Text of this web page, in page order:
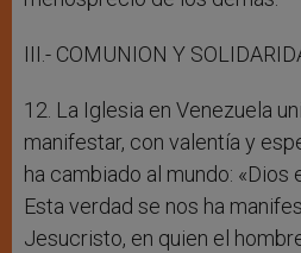
III.- COMUNION Y
12. La Iglesia en Venezuela
manifestar, con valentía y
ha cambiado al mundo: «Dios
Esta verdad se nos ha
Jesucristo, en quien el